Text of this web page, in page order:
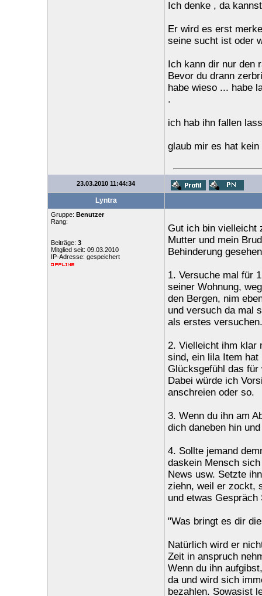
Ich denke , da
Er wird es erst
seine sucht ist oder
Ich kann dir nur den
Bevor du drann
habe wieso ... habe
.
ich hab ihn fallen
glaub mir es hat
23.03.2010 11:44:34
Lyntra
Gruppe: Benutzer
Rang:
Beiträge: 3
Mitglied seit: 09.03.2010
IP-Adresse: gespeichert
Gut ich bin vielleicht
Mutter und mein
Behinderung
1. Versuche mal für
seiner Wohnung,
den Bergen, nim
und versuch da mal
als erstes
2. Vielleicht ihm klar
sind, ein lila Item hat
Glücksgefühl das für
Dabei würde ich
anschreien oder so.
3. Wenn du ihn am
dich daneben hin
4. Sollte jemand
daskein Mensch
News usw. Setzte
ziehn, weil er zockt,
und etwas Gespräch
"Was bringt es dir
Natürlich wird er
Zeit in anspruch
Wenn du ihn
da und wird sich
bezahlen. Sowasist